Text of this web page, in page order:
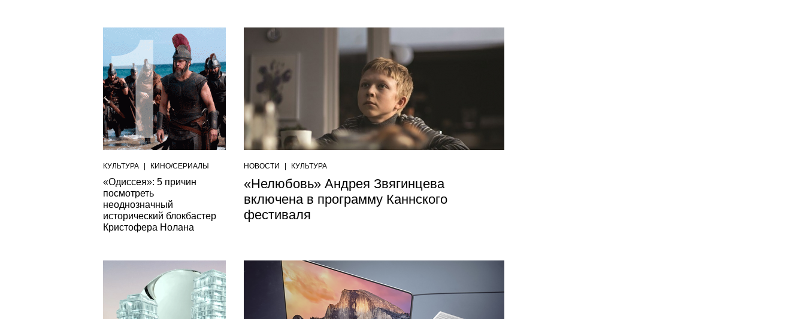
КУЛЬТУРА КИНО/СЕРИАЛЫ
«Одиссея»: 5 причин
посмотреть
неоднозначный
исторический блокбастер
Кристофера Нолана
НОВОСТИ КУЛЬТУРА
«Нелюбовь» Андрея Звягинцева
включена в программу Каннского
фестиваля